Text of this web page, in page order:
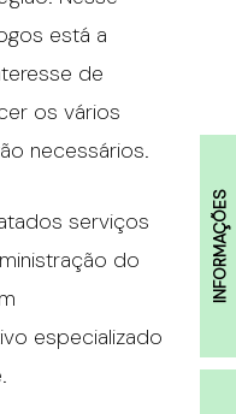
INFORMAÇÕES
está a
de
os vários
necessários.
serviços
do
especializado